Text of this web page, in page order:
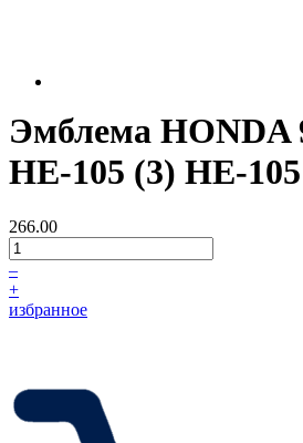
Эмблема HONDA
HE-105 (3) HE-105
266.00
–
+
избранное